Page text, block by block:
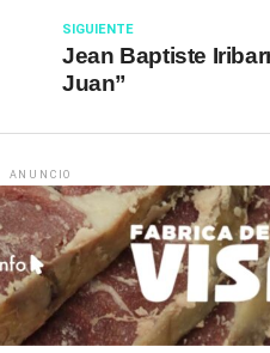
SIGUIENTE
Jean Baptiste
Juan”
ANUNCIO